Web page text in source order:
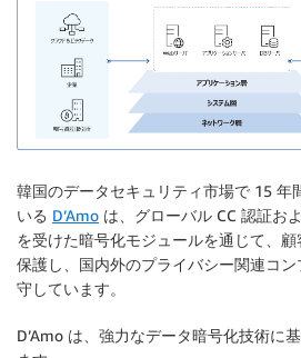
韓国のデータセキュリティ市場で 15 年
いる D’Amo は、グローバル CC 認証お
を受けた暗号化モジュールを通じて、
保護し、国内外のプライバシー関連コ
守しています。
D’Amo は、強力なデータ暗号化技術に